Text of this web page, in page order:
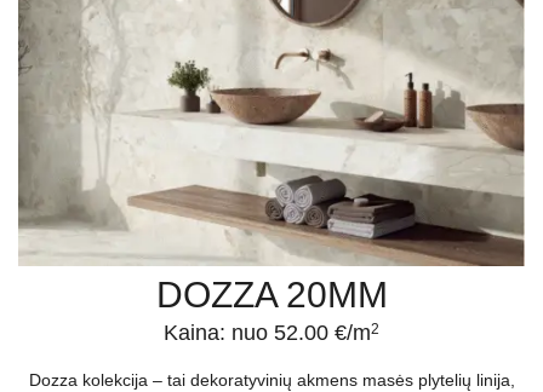
DOZZA 20MM
Kaina: nuo 52.00 €/m2
Dozza kolekcija – tai dekoratyvinių akmens masės plytelių linija,